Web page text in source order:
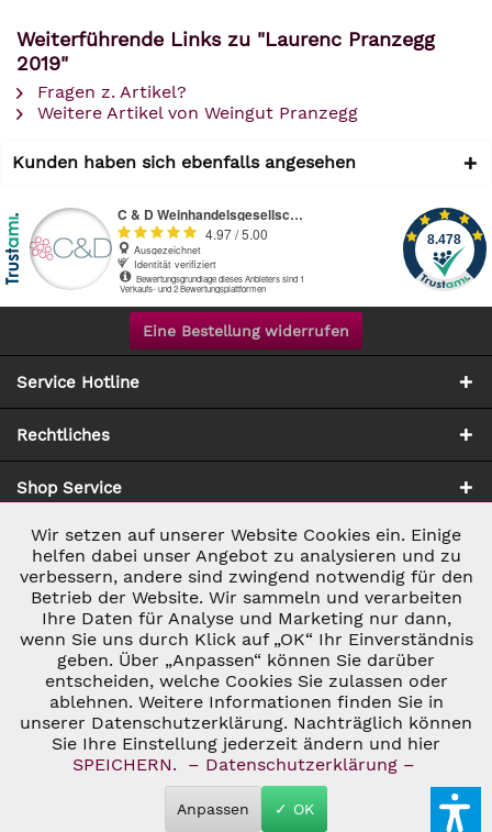
Weiterführende Links zu "Laurenc Pranzegg
2019"
Fragen z. Artikel?
Weitere Artikel von Weingut Pranzegg
Kunden haben sich ebenfalls angesehen
Eine Bestellung widerrufen
Service Hotline
Rechtliches
Shop Service
Zahlung & Versand
* ALLE PREISE INKL. GESETZL. UMSATZSTEUER ZZGL.
VERSANDKOSTEN UND GGF. NACHNAHMEGEBÜHREN, WENN NICHT
ANDERS BESCHRIEBEN
© 2026 C&D WEINHANDEL - ALL RIGHTS RESERVED. THEME BY
THEMEWARE®
Notwendig Aktiv
Marketing Inaktiv
Tracking Inaktiv
Personalisierung Inaktiv
Wir setzen auf unserer Website Cookies ein. Einige
helfen dabei unser Angebot zu analysieren und zu
verbessern, andere sind zwingend notwendig für den
Betrieb der Website. Wir sammeln und verarbeiten
Ihre Daten für Analyse und Marketing nur dann,
wenn Sie uns durch Klick auf „OK“ Ihr Einverständnis
geben. Über „Anpassen“ können Sie darüber
entscheiden, welche Cookies Sie zulassen oder
ablehnen. Weitere Informationen finden Sie in
unserer Datenschutzerklärung. Nachträglich können
Sie Ihre Einstellung jederzeit ändern und hier
SPEICHERN.
– Datenschutzerklärung –
Anpassen ✓ OK